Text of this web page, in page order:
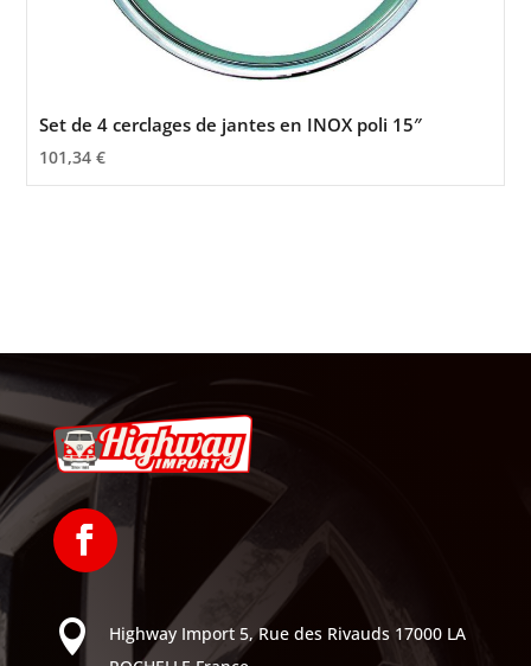
Set de 4 cerclages de jantes en INOX poli 15″
101,34€
 Highway Import 5, Rue des Rivauds 17000 LA